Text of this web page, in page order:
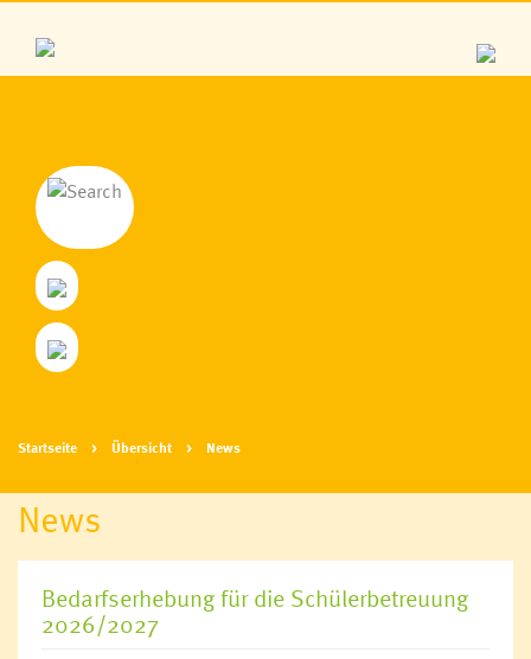
Startseite Übersicht News
News
Bedarfserhebung für die Schülerbetreuung
2026/2027